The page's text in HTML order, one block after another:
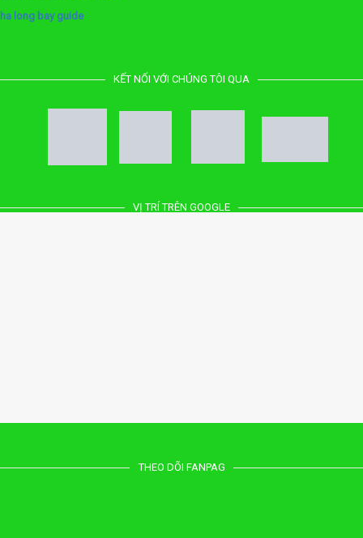
ha long bay guide
KẾT NỐI VỚI CHÚNG TÔI QUA
VỊ TRÍ TRÊN GOOGLE
THEO DÕI FANPAG